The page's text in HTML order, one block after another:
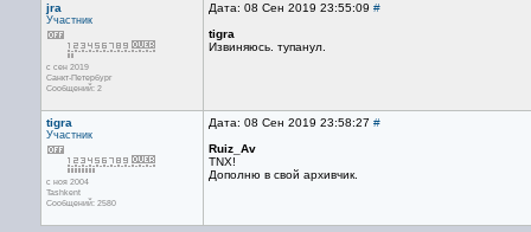
jra
Участник
с сен 2019
Санкт-Петербург
Сообщений: 2
Дата: 08 Сен 2019 23:55:09 #
tigra
Извиняюсь. тупанул.
tigra
Участник
с ноя 2004
Tashkent
Сообщений: 2580
Дата: 08 Сен 2019 23:58:27 #
Ruiz_Av
TNX!
Дополню в свой архивчик.